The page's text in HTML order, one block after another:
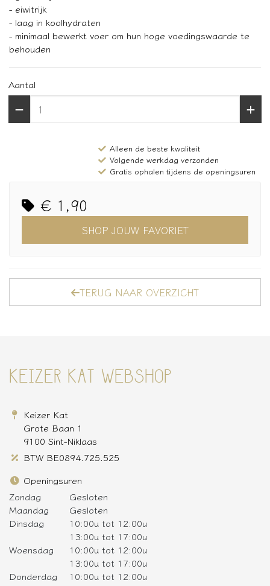
- eiwitrijk
- laag in koolhydraten
- minimaal bewerkt voer om hun hoge voedingswaarde te
behouden
Aantal
Alleen de beste kwaliteit
Volgende werkdag verzonden
Gratis ophalen tijdens de openingsuren
€ 1,90
SHOP JOUW FAVORIET
TERUG NAAR OVERZICHT
KEIZER KAT WEBSHOP
Keizer Kat
Grote Baan 1
9100 Sint-Niklaas
BTW BE0894.725.525
Openingsuren
Zondag
Gesloten
Maandag
Gesloten
Dinsdag
10:00u tot 12:00u
13:00u tot 17:00u
Woensdag
10:00u tot 12:00u
13:00u tot 17:00u
Donderdag
10:00u tot 12:00u